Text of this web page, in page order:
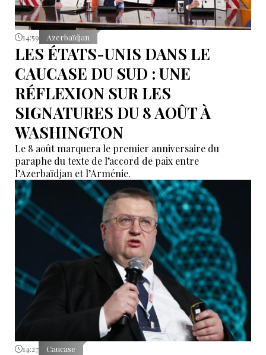
14:59 Azerbaïdjan
LES ÉTATS-UNIS DANS LE
CAUCASE DU SUD : UNE
RÉFLEXION SUR LES
SIGNATURES DU 8 AOÛT À
WASHINGTON
Le 8 août marquera le premier anniversaire du
paraphe du texte de l’accord de paix entre
l’Azerbaïdjan et l’Arménie.
14:27 Caucase